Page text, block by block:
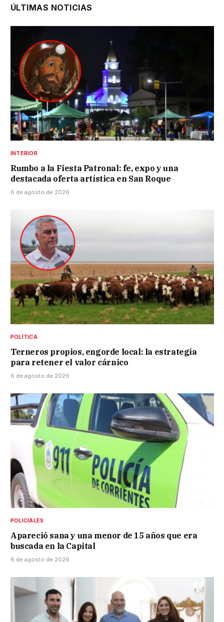
ÚLTIMAS NOTICIAS
INTERIOR
Rumbo a la Fiesta Patronal: fe, expo y una
destacada oferta artística en San Roque
6 de agosto de 2026
POLÍTICA
Terneros propios, engorde local: la estrategia
para retener el valor cárnico
6 de agosto de 2026
POLICIALES
Apareció sana y una menor de 15 años que era
buscada en la Capital
6 de agosto de 2026